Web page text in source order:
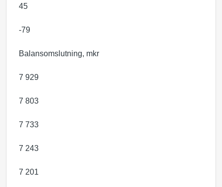
45
-79
Balansomslutning, mkr
7 929
7 803
7 733
7 243
7 201